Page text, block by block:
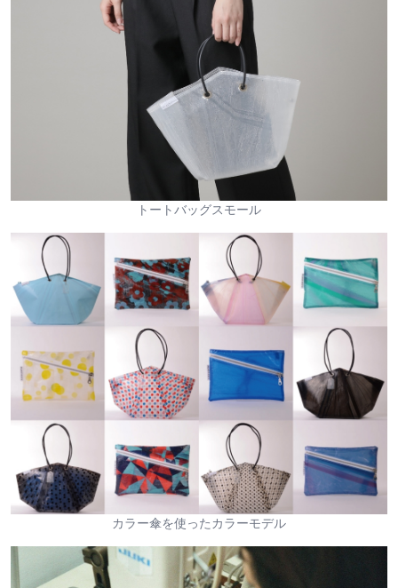
トートバッグスモール
カラー傘を使ったカラーモデル